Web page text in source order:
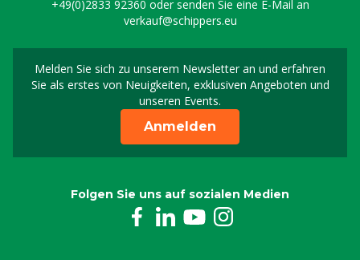
+49(0)2833 92360 oder senden Sie eine E-Mail an
verkauf@schippers.eu
Melden Sie sich zu unserem Newsletter an und erfahren
Sie als erstes von Neuigkeiten, exklusiven Angeboten und
unseren Events.
Melden Sie sich für
Anmelden
Folgen Sie uns auf sozialen Medien